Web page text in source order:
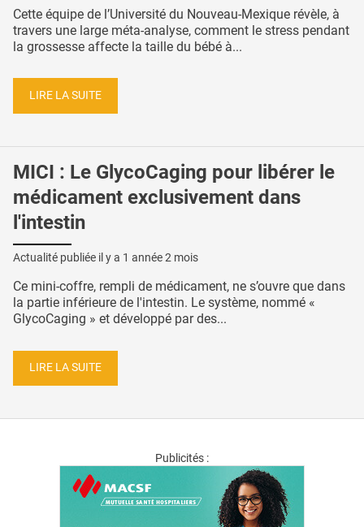
Cette équipe de l’Université du Nouveau-Mexique révèle, à
travers une large méta-analyse, comment le stress pendant
la grossesse affecte la taille du bébé à...
LIRE LA SUITE
MICI : Le GlycoCaging pour libérer le
médicament exclusivement dans
l'intestin
Actualité publiée il y a 1 année 2 mois
Ce mini-coffre, rempli de médicament, ne s’ouvre que dans
la partie inférieure de l'intestin. Le système, nommé «
GlycoCaging » et développé par des...
LIRE LA SUITE
Publicités :